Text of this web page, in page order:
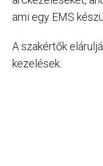
ami egy EMS
A szakértők
kezelések.